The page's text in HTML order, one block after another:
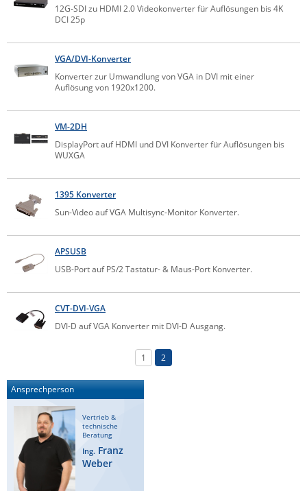
Energiemessung
Energieverteilung
Datenlogger
Remote I/O
Industrielle Netzwerktechnik / Kommunikation
Industrielle Computer
IT Netzwerktechnik / Kommunikation
Sonstige
Serverräume
RMA / Rücksendung / Support
Comet System
Contemporary Controls
Digi
Enginko - mcf88
Gefen
Gude
Guntermann & Drunck
High Sec Labs
IEC Lock
Kramer Electronics
KVM TEC
Legrand
LigoWave
Milesight
12G-SDI zu HDMI 2.0 Videokonverter für Auflösungen bis 4K
DCI 25p
VGA/DVI-Konverter
Konverter zur Umwandlung von VGA in DVI mit einer
Auflösung von 1920x1200.
VM-2DH
DisplayPort auf HDMI und DVI Konverter für Auflösungen bis
WUXGA
1395 Konverter
Sun-Video auf VGA Multisync-Monitor Konverter.
APSUSB
USB-Port auf PS/2 Tastatur- & Maus-Port Konverter.
CVT-DVI-VGA
DVI-D auf VGA Konverter mit DVI-D Ausgang.
1 2
Ansprechperson
Vertrieb &
technische
Beratung
Ing. Franz
Weber